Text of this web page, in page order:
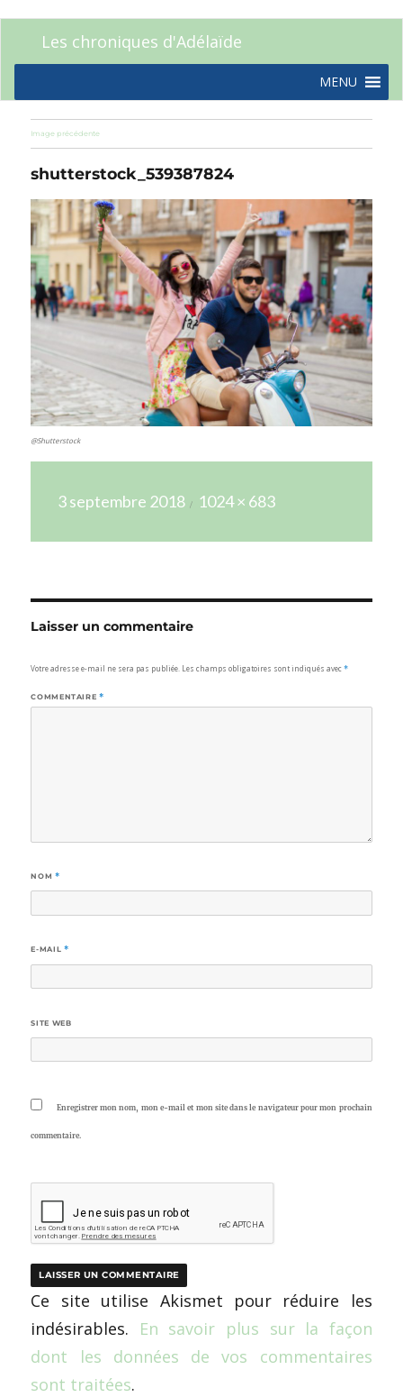
Les chroniques d'Adélaïde
MENU
Image précédente
shutterstock_539387824
@Shutterstock
le
3 septembre 2018
réelle
1024 × 683
Laisser un commentaire
Votre adresse e-mail ne sera pas publiée. Les champs obligatoires sont indiqués avec*
COMMENTAIRE *
NOM *
E-MAIL *
SITE WEB
Enregistrer mon nom, mon e-mail et mon site dans le navigateur pour mon prochain
commentaire.
Ce site utilise Akismet pour réduire les
indésirables. En savoir plus sur la façon
dont les données de vos commentaires
sont traitées.